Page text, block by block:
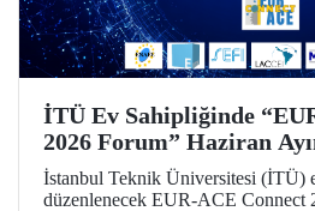
İTÜ Ev Sahipliğinde
2026 Forum” Haziran
Düzenlenecek
İstanbul Teknik Üniversitesi (İTÜ)
düzenlenecek EUR-ACE Connect